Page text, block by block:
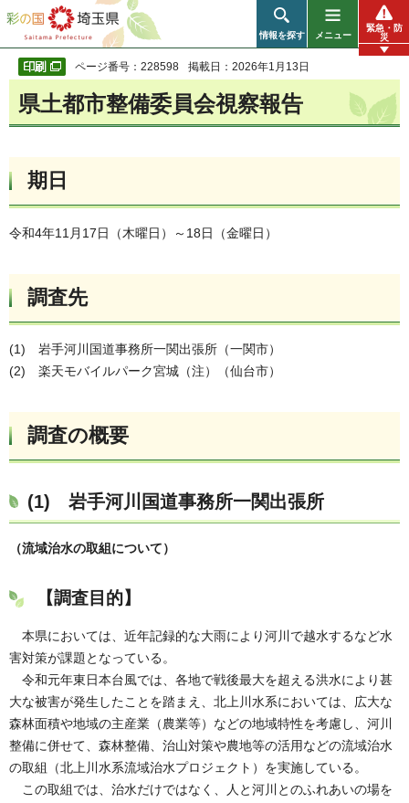
彩の国 埼玉県
情報を探す メニュー
緊急・防
災
ページ番号：228598 掲載日：2026年1月13日
県土都市整備委員会視察報告
期日
令和4年11月17日（木曜日）～18日（金曜日）
調査先
(1) 岩手河川国道事務所一関出張所（一関市）
(2) 楽天モバイルパーク宮城（注）（仙台市）
調査の概要
(1) 岩手河川国道事務所一関出張所
（流域治水の取組について）
【調査目的】
本県においては、近年記録的な大雨により河川で越水するなど水
害対策が課題となっている。
令和元年東日本台風では、各地で戦後最大を超える洪水により甚
大な被害が発生したことを踏まえ、北上川水系においては、広大な
森林面積や地域の主産業（農業等）などの地域特性を考慮し、河川
整備に併せて、森林整備、治山対策や農地等の活用などの流域治水
の取組（北上川水系流域治水プロジェクト）を実施している。
この取組では、治水だけではなく、人と河川とのふれあいの場を